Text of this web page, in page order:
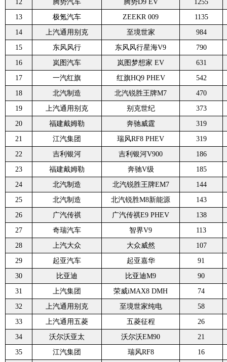
12
腾势汽车 腾势D9 EV
1255
13
极氪汽车 ZEEKR 009
1135
14
上汽通用别克 至境世家
984
15
东风风行 东风风行星海V9
790
16
岚图汽车 岚图梦想家 EV
631
17
一汽红旗 红旗HQ9 PHEV
542
18
北汽制造 北汽锐胜王牌M7
470
19
上汽通用别克 别克世纪
373
20
福建戴姆勒 奔驰威霆
319
21
江汽集团 瑞风RF8 PHEV
319
22
吉利银河 吉利银河V900
186
23
福建戴姆勒 奔驰V级
185
24
北汽制造 北汽锐胜王牌EM7
144
25
北汽制造 北汽锐胜M8新能源
143
26
广汽传祺 广汽传祺E9 PHEV
138
27
奇瑞汽车 智界V9
113
28
上汽大众 大众威然
107
29
起亚汽车 起亚嘉华
91
30
比亚迪 比亚迪M9
90
31
上汽集团 荣威iMAX8 DMH
74
32
上汽通用别克 至境世家纯电
58
33
上汽通用五菱 五菱征程
26
34
沃尔沃亚太 沃尔沃EM90
21
35
江汽集团 瑞风RF8
16